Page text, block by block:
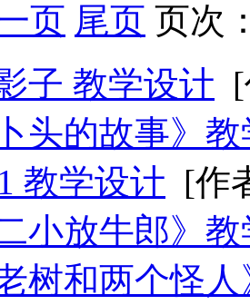
页 尾页 页次
子 教学设计
头的故事》
教学设计 [作
小放牛郎》
树和两个怪